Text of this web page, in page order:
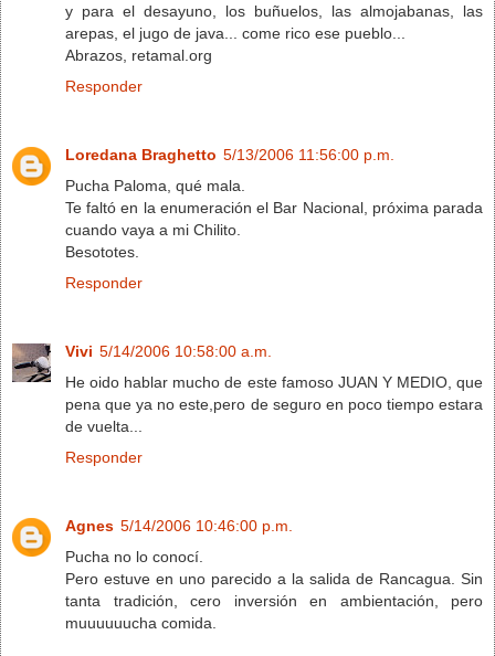
y para el desayuno, los buñuelos, las almojabanas, las
arepas, el jugo de java... come rico ese pueblo...
Abrazos, retamal.org
Responder
Loredana Braghetto 5/13/2006 11:56:00 p.m.
Pucha Paloma, qué mala.
Te faltó en la enumeración el Bar Nacional, próxima parada
cuando vaya a mi Chilito.
Besototes.
Responder
Vivi 5/14/2006 10:58:00 a.m.
He oido hablar mucho de este famoso JUAN Y MEDIO, que
pena que ya no este,pero de seguro en poco tiempo estara
de vuelta...
Responder
Agnes 5/14/2006 10:46:00 p.m.
Pucha no lo conocí.
Pero estuve en uno parecido a la salida de Rancagua. Sin
tanta tradición, cero inversión en ambientación, pero
muuuuuucha comida.